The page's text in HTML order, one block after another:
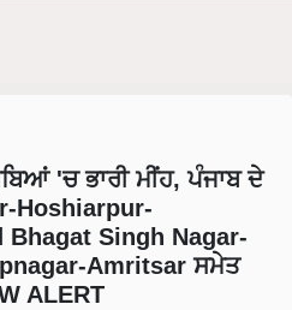
'ਚ ਭਾਰੀ ਮੀਂਹ, ਪੰਜਾਬ ਦੇ
Hoshiarpur-
Bhagat Singh Nagar-
Amritsar ਸਮੇਤ
ALERT